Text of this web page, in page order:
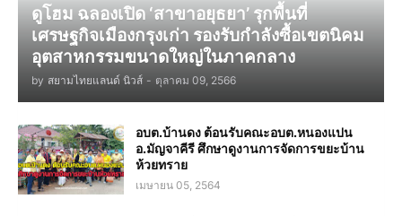
ดูโฮม ฉลองเปิด ‘สาขาอยุธยา’ รุกพื้นที่
เศรษฐกิจเมืองกรุงเก่า รองรับกำลังซื้อเขตนิคม
อุตสาหกรรมขนาดใหญ่ในภาคกลาง
by สยามไทยแลนด์ นิวส์ - ตุลาคม 09, 2566
อบต.บ้านดง ต้อนรับคณะอบต.หนองแปน
อ.มัญจาคีรี ศึกษาดูงานการจัดการขยะบ้าน
ห้วยทราย
เมษายน 05, 2564